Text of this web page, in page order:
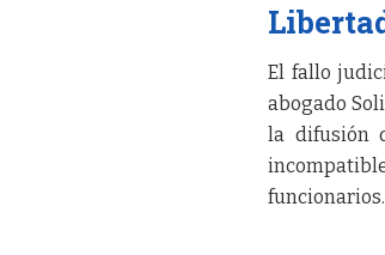
El fallo
abogado
la difusión
funcionarios.